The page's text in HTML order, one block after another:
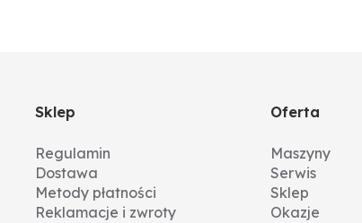
po numerze VIN jest najpewniejszym sposobem
Sklep
Regulamin
Dostawa
Metody płatności
Reklamacje i zwroty
Oferta
Maszyny
Serwis
Sklep
Okazje